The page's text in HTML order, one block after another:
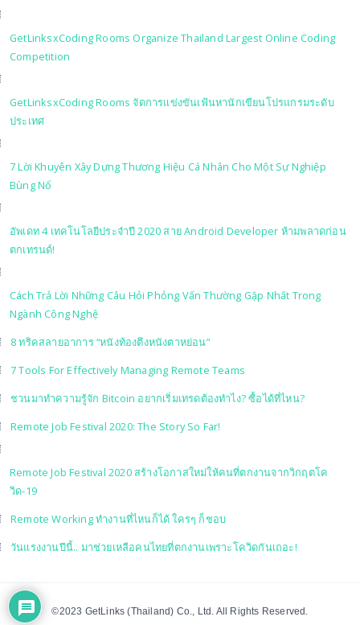
GetLinksxCoding Rooms Organize Thailand Largest Online Coding
Competition
GetLinksxCoding Rooms จัดการแข่งขันเฟ้นหานักเขียนโปรแกรมระดับ
ประเทศ
7 Lời Khuyên Xây Dựng Thương Hiệu Cá Nhân Cho Một Sự Nghiệp
Bùng Nổ
อัพเดท 4 เทคโนโลยีประจำปี 2020 สาย Android Developer ห้ามพลาดก่อน
ตกเทรนด์!
Cách Trả Lời Những Câu Hỏi Phỏng Vấn Thường Gặp Nhất Trong
Ngành Công Nghệ
8 ทริคสลายอาการ “หนังท้องตึงหนังตาหย่อน”
7 Tools For Effectively Managing Remote Teams
ชวนมาทำความรู้จัก Bitcoin อยากเริ่มเทรดต้องทำไง? ซื้อได้ที่ไหน?
Remote Job Festival 2020: The Story So Far!
Remote Job Festival 2020 สร้างโอกาสใหม่ให้คนที่ตกงานจากวิกฤตโค
วิด-19
Remote Working ทำงานที่ไหนก็ได้ ใครๆ ก็ชอบ
วันแรงงานปีนี้.. มาช่วยเหลือคนไทยที่ตกงานเพราะโควิดกันเถอะ!
©2023 GetLinks (Thailand) Co., Ltd. All Rights Reserved.